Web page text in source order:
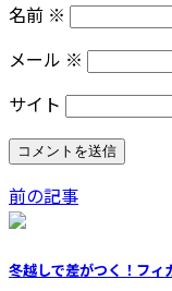
名前 ※
メール ※
サイト
前の記事
冬越しで差がつく！フィ